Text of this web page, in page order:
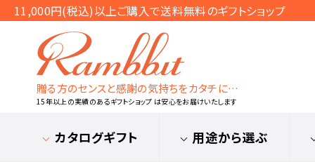
11,000円(税込)以上ご購入で送料無料のギフトショップ
贈る方のセンスと感謝の気持ちをカタチに…
15年以上の実績のあるギフトショップ は安心をお届けいたします
カタログギフト 用途から選ぶ